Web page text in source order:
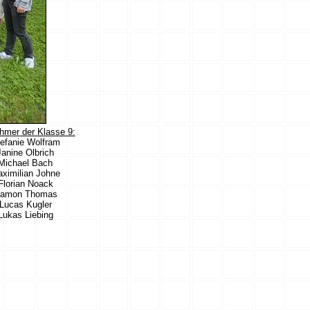
der Klasse 9:
Wolfram
Olbrich
Bach
Johne
Noack
Thomas
Kugler
Liebing